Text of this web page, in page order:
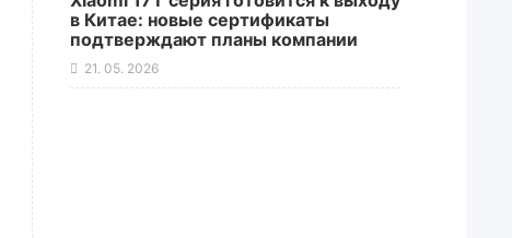
в Китае: новые сертификаты
подтверждают планы компании
21. 05. 2026